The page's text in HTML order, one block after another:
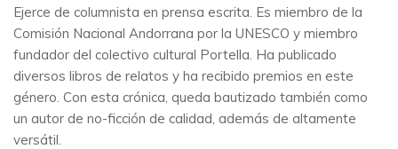
Ejerce de columnista en prensa escrita. Es miembro de la
Comisión Nacional Andorrana por la UNESCO y miembro
fundador del colectivo cultural Portella. Ha publicado
diversos libros de relatos y ha recibido premios en este
género. Con esta crónica, queda bautizado también como
un autor de no-ficción de calidad, además de altamente
versátil.